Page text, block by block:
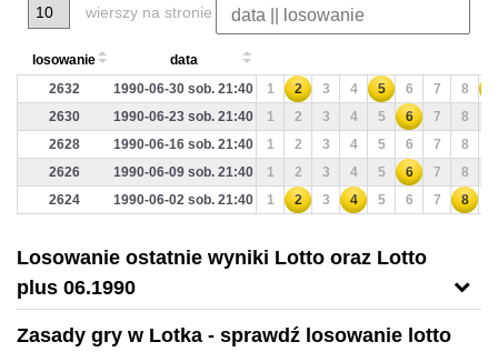
wierszy na stronie
losowanie
data
2632
1990-06-30 sob. 21:40 1 2 3 4 5 6 7 8
2630
1990-06-23 sob. 21:40 1 2 3 4 5 6 7 8
2628
1990-06-16 sob. 21:40 1 2 3 4 5 6 7 8
2626
1990-06-09 sob. 21:40 1 2 3 4 5 6 7 8
2624
1990-06-02 sob. 21:40 1 2 3 4 5 6 7 8
Losowanie ostatnie wyniki Lotto oraz Lotto
plus 06.1990
Zasady gry w Lotka - sprawdź losowanie lotto